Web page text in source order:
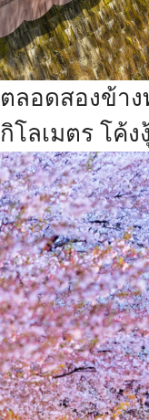
ตลอดสองข้าง
กิโลเมตร โค้